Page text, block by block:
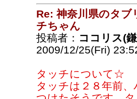
Re: 神奈川県のタ
チちゃん
投稿者： ココリス(
2009/12/25(Fri)
タッチについて☆
タッチは２８年前